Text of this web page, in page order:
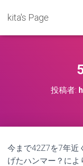
kita's Page
投稿者:
今まで42Z7を7年近
げたハンマー？に